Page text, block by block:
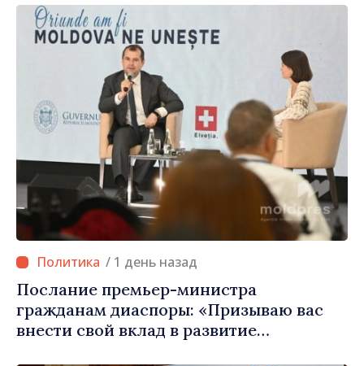
/ 1 день назад
Послание премьер-министра
гражданам диаспоры: «Призываю вас
внести свой вклад в развитие